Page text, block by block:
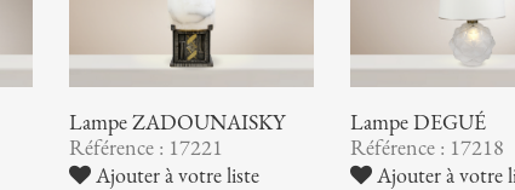
Lampe ZADOUNAISKY
Référence : 17221
Ajouter à votre liste
Lampe DEGUÉ
Référence : 17218
Ajouter à votre